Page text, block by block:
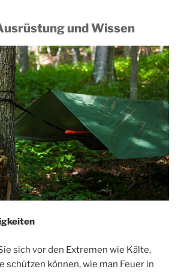
und Wissen
sich vor den Extremen wie Kälte,
schützen können, wie man Feuer in